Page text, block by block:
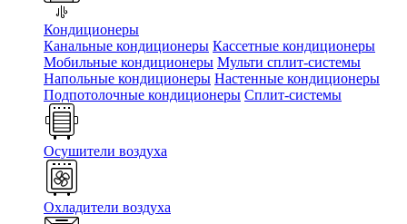
Кондиционеры
Канальные кондиционеры Кассетные кондиционеры
Мобильные кондиционеры Мульти сплит-системы
Напольные кондиционеры Настенные кондиционеры
Подпотолочные кондиционеры Сплит-системы
Осушители воздуха
Охладители воздуха